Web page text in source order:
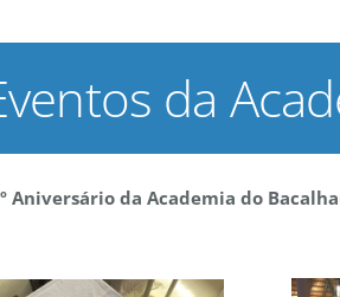
da
Aniversário da Academia do